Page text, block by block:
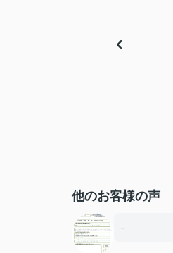
他のお客様の声
-